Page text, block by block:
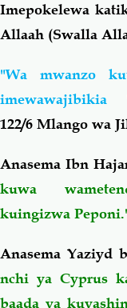
Imepokelewa
Allaah (Swalla
"Wa mwanzo
imewawajibikia
122/6 Mlango wa
Anasema Ibn
kuwa
kuingizwa
Anasema Yaziyd
nchi ya Cyprus
baada ya